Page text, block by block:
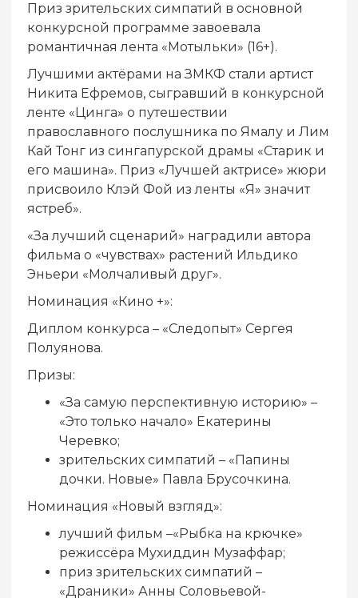
Приз зрительских симпатий в основной
конкурсной программе завоевала
романтичная лента «Мотыльки» (16+).
Лучшими актёрами на ЗМКФ стали артист
Никита Ефремов, сыгравший в конкурсной
ленте «Цинга» о путешествии
православного послушника по Ямалу и Лим
Кай Тонг из сингапурской драмы «Старик и
его машина». Приз «Лучшей актрисе» жюри
присвоило Клэй Фой из ленты «Я» значит
ястреб».
«За лучший сценарий» наградили автора
фильма о «чувствах» растений Ильдико
Эньери «Молчаливый друг».
Номинация «Кино +»:
Диплом конкурса – «Следопыт» Сергея
Полуянова.
Призы:
«За самую перспективную историю» –
«Это только начало» Екатерины
Черевко;
зрительских симпатий – «Папины
дочки. Новые» Павла Брусочкина.
Номинация «Новый взгляд»:
лучший фильм –«Рыбка на крючке»
режиссёра Мухиддин Музаффар;
приз зрительских симпатий –
«Драники» Анны Соловьевой-